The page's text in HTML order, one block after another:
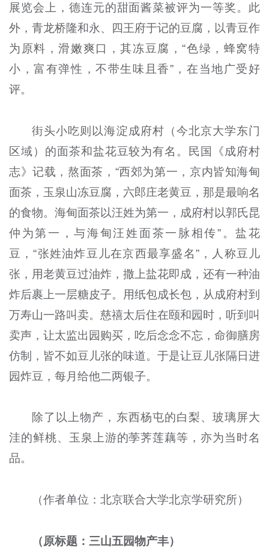
展览会上，德连元的甜面酱菜被评为一等奖。此
外，青龙桥隆和永、四王府于记的豆腐，以青豆作
为原料，滑嫩爽口，其冻豆腐，“色绿，蜂窝特
小，富有弹性，不带生味且香”，在当地广受好
评。
街头小吃则以海淀成府村（今北京大学东门
区域）的面茶和盐花豆较为有名。民国《成府村
志》记载，熬面茶，“西郊为第一，京内皆知海甸
面茶，玉泉山冻豆腐，六郎庄老黄豆，那是最响名
的食物。海甸面茶以汪姓为第一，成府村以郭氏昆
仲为第一，与海甸汪姓面茶一脉相传”。盐花
豆，“张姓油炸豆儿在京西最享盛名”，人称豆儿
张，用老黄豆过油炸，撒上盐花即成，还有一种油
炸后裹上一层糖皮子。用纸包成长包，从成府村到
万寿山一路叫卖。慈禧太后住在颐和园时，听到叫
卖声，让太监出园购买，吃后念念不忘，命御膳房
仿制，皆不如豆儿张的味道。于是让豆儿张隔日进
园炸豆，每月给他二两银子。
除了以上物产，东西杨屯的白梨、玻璃屏大
洼的鲜桃、玉泉上游的荸荠莲藕等，亦为当时名
品。
（作者单位：北京联合大学北京学研究所）
（原标题：三山五园物产丰）